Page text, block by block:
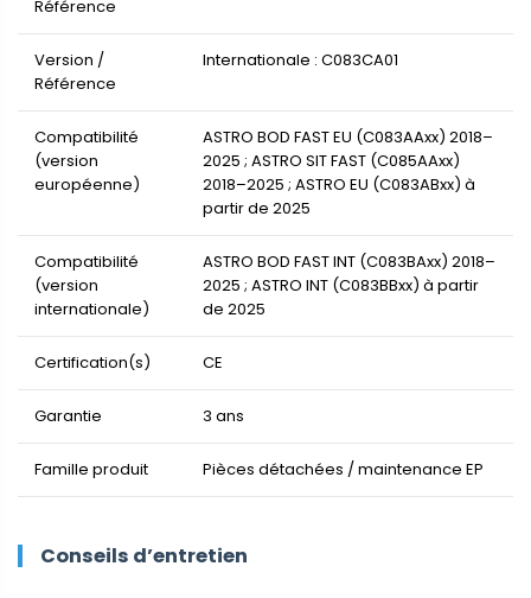
Référence
Version /
Référence
Internationale : C083CA01
Compatibilité
(version
européenne)
ASTRO BOD FAST EU (C083AAxx) 2018–
2025 ; ASTRO SIT FAST (C085AAxx)
2018–2025 ; ASTRO EU (C083ABxx) à
partir de 2025
Compatibilité
(version
internationale)
ASTRO BOD FAST INT (C083BAxx) 2018–
2025 ; ASTRO INT (C083BBxx) à partir
de 2025
Certification(s) CE
Garantie 3 ans
Famille produit Pièces détachées / maintenance EP
Conseils d’entretien